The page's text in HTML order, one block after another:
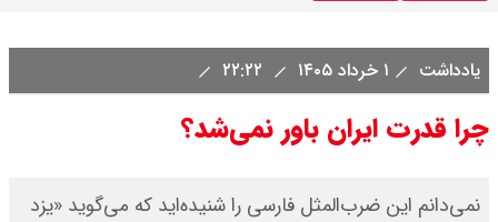
یادداشت ۱ خرداد ۱۴۰۵
چرا قدرت ایران‌ باور نمی‌شد؟
نمی‌دانم این ضرب‌المثل فارسی را شنیده‌اید که می‌گوید «یزد